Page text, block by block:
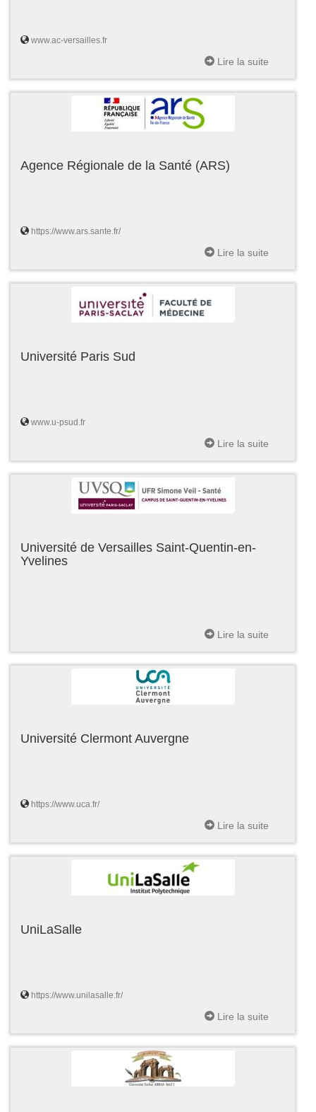
www.ac-versailles.fr
Lire la suite
Agence Régionale de la Santé (ARS)
https://www.ars.sante.fr/
Lire la suite
Université Paris Sud
www.u-psud.fr
Lire la suite
Université de Versailles Saint-Quentin-en-
Yvelines
Lire la suite
Université Clermont Auvergne
https://www.uca.fr/
Lire la suite
UniLaSalle
https://www.unilasalle.fr/
Lire la suite